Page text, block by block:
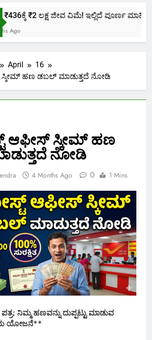
₹2 ಲಕ್ಷ ಜೀವ ವಿಮೆ! ಇಲ್ಲಿದೆ ಪೂರ್ಣ ಮಾಹಿತಿ.
April
16
ಹಣ ಡಬಲ್ ಮಾಡುತ್ತದೆ ನೋಡಿ
ಆಫೀಸ್ ಸ್ಕೀಮ್ ಹಣ
ನೋಡಿ
4 Months Ago 0 1 Mins
ನಿಮ್ಮ ಹಣವನ್ನು ದುಪ್ಪಟ್ಟು ಮಾಡುವ
ಯೋಜನೆ**